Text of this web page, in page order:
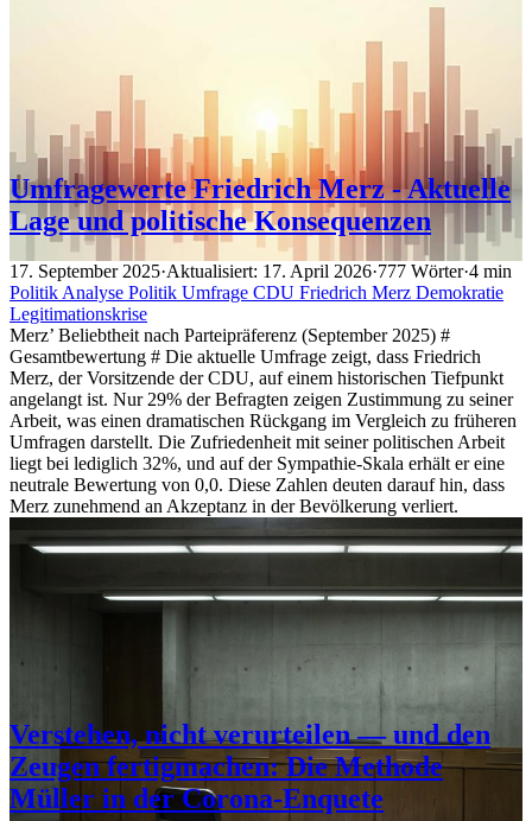
Umfragewerte Friedrich Merz - Aktuelle
Lage und politische Konsequenzen
17. September 2025·Aktualisiert: 17. April 2026·777 Wörter·4 min
Politik Analyse Politik Umfrage CDU Friedrich Merz Demokratie
Legitimationskrise
Merz’ Beliebtheit nach Parteipräferenz (September 2025) #
Gesamtbewertung # Die aktuelle Umfrage zeigt, dass Friedrich
Merz, der Vorsitzende der CDU, auf einem historischen Tiefpunkt
angelangt ist. Nur 29% der Befragten zeigen Zustimmung zu seiner
Arbeit, was einen dramatischen Rückgang im Vergleich zu früheren
Umfragen darstellt. Die Zufriedenheit mit seiner politischen Arbeit
liegt bei lediglich 32%, und auf der Sympathie-Skala erhält er eine
neutrale Bewertung von 0,0. Diese Zahlen deuten darauf hin, dass
Merz zunehmend an Akzeptanz in der Bevölkerung verliert.
Verstehen, nicht verurteilen — und den
Zeugen fertigmachen: Die Methode
Müller in der Corona-Enquete